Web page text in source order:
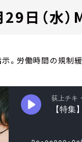
日（水
。労働時間の規制